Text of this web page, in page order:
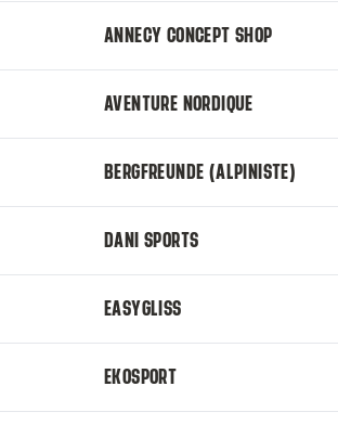
ANNECY CONCEPT SHOP
AVENTURE NORDIQUE
BERGFREUNDE (ALPINISTE)
DANI SPORTS
EASYGLISS
EKOSPORT